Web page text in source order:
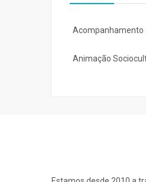
Acompanhamento
Animação